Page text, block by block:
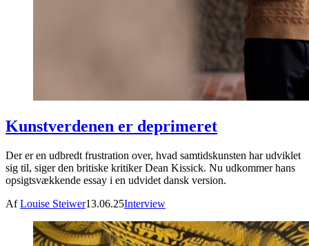
Kunstverdenen er deprimeret
Der er en udbredt frustration over, hvad samtidskunsten har udviklet
sig til, siger den britiske kritiker Dean Kissick. Nu udkommer hans
opsigtsvækkende essay i en udvidet dansk version.
AfLouise Steiwer13.06.25Interview